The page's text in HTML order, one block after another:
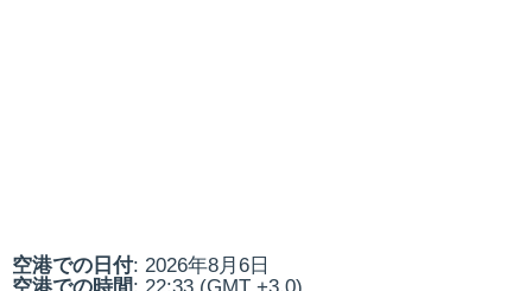
空港での日付: 2026年8月6日